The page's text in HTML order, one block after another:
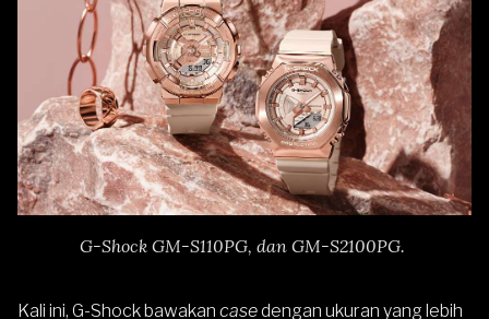
G-Shock GM-S110PG, dan GM-S2100PG.
Kali ini, G-Shock bawakan casedengan ukuran yang lebih